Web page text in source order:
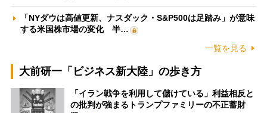
「NYダウは高値更新、ナスダック・S&P500は足踏み」が意味
する米国株市場の変化 半…
一覧を見る
大前研一「ビジネス新大陸」の歩き方
「イラン戦争を利用して儲けている」利益相反と
の批判が強まるトランプファミリーの不正蓄財